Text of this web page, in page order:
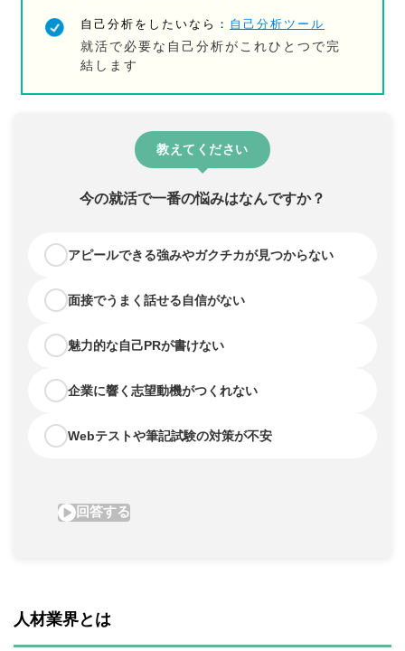
自己分析をしたいなら： 自己分析ツール
就活で必要な自己分析がこれひとつで完
結します
人材業界とは